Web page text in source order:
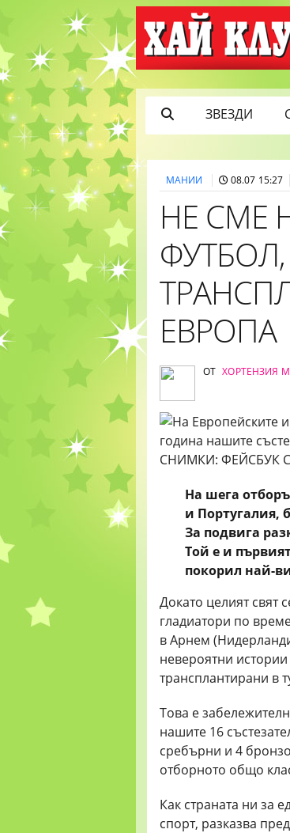
ЗВЕЗДИ
МАНИИ 08.07 15:27
НЕ СМЕ
ЕВРОПА
ОТ ХОРТЕНЗИЯ
На шега
и Португалия,
За подвига
Той е и
покорил най-
Докато целият свят
гладиатори по
в Арнем
невероятни
трансплантирани в
Това е
нашите 16
сребърни и 4
отборното общо
Как страната ни за
спорт, разказва